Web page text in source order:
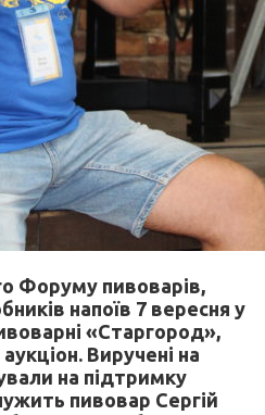
Форуму пивоварів,
напоїв 7 вересня у
«Старгород»,
Виручені на
на підтримку
пивовар Сергій